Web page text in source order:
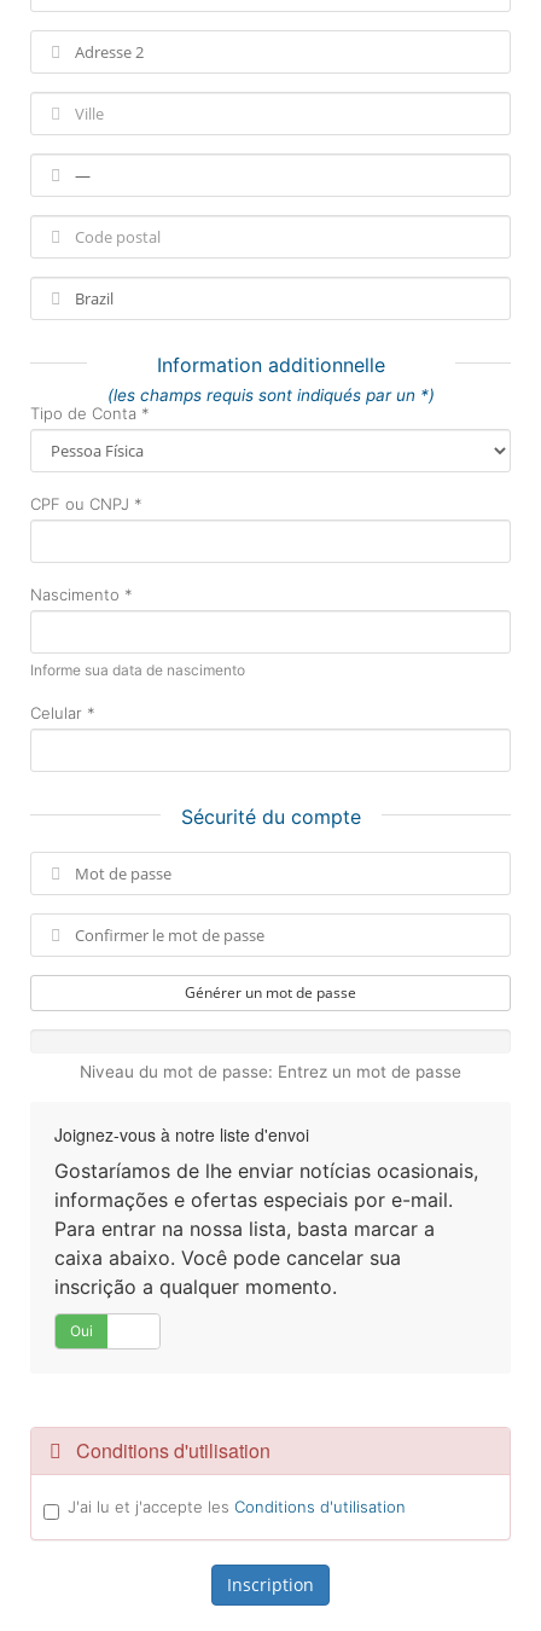
Information additionnelle
(les champs requis sont indiqués par un *)
Tipo de Conta *
CPF ou CNPJ *
Nascimento *
Informe sua data de nascimento
Celular *
Sécurité du compte
Générer un mot de passe
Niveau du mot de passe: Entrez un mot de passe
Joignez-vous à notre liste d'envoi
Gostaríamos de lhe enviar notícias ocasionais,
informações e ofertas especiais por e-mail.
Para entrar na nossa lista, basta marcar a
caixa abaixo. Você pode cancelar sua
inscrição a qualquer momento.
Oui
Conditions d'utilisation
J'ai lu et j'accepte les Conditions d'utilisation